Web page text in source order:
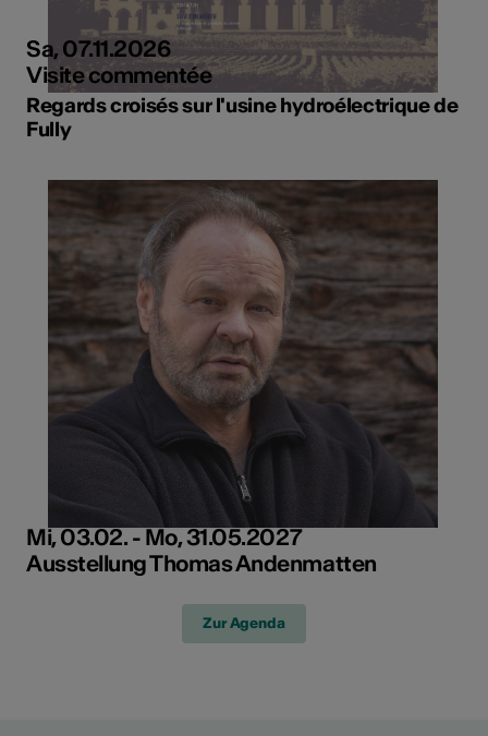
Sa, 07.11.2026
Visite commentée
Regards croisés sur l'usine hydroélectrique de
Fully
Mi, 03.02. - Mo, 31.05.2027
Ausstellung Thomas Andenmatten
Zur Agenda